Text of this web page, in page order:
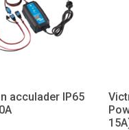
acculader IP65